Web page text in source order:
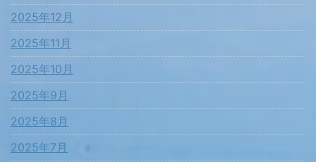
2025年12月
2025年11月
2025年10月
2025年9月
2025年8月
2025年7月